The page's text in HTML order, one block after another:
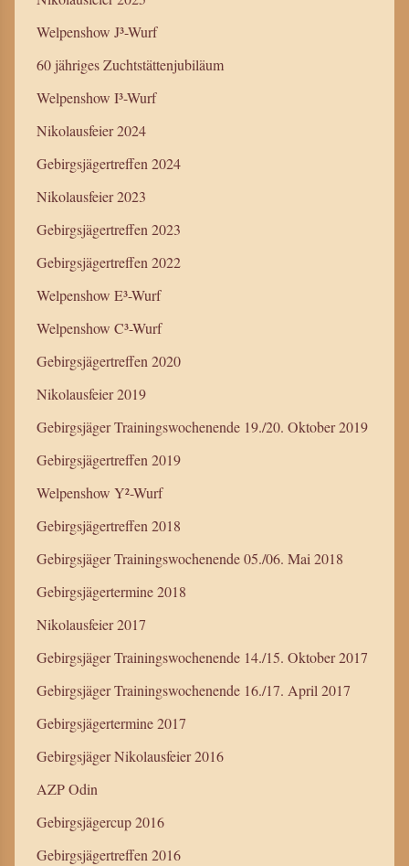
Welpenshow J³-Wurf
60 jähriges Zuchtstättenjubiläum
Welpenshow I³-Wurf
Nikolausfeier 2024
Gebirgsjägertreffen 2024
Nikolausfeier 2023
Gebirgsjägertreffen 2023
Gebirgsjägertreffen 2022
Welpenshow E³-Wurf
Welpenshow C³-Wurf
Gebirgsjägertreffen 2020
Nikolausfeier 2019
Gebirgsjäger Trainingswochenende 19./20. Oktober 2019
Gebirgsjägertreffen 2019
Welpenshow Y²-Wurf
Gebirgsjägertreffen 2018
Gebirgsjäger Trainingswochenende 05./06. Mai 2018
Gebirgsjägertermine 2018
Nikolausfeier 2017
Gebirgsjäger Trainingswochenende 14./15. Oktober 2017
Gebirgsjäger Trainingswochenende 16./17. April 2017
Gebirgsjägertermine 2017
Gebirgsjäger Nikolausfeier 2016
AZP Odin
Gebirgsjägercup 2016
Gebirgsjägertreffen 2016